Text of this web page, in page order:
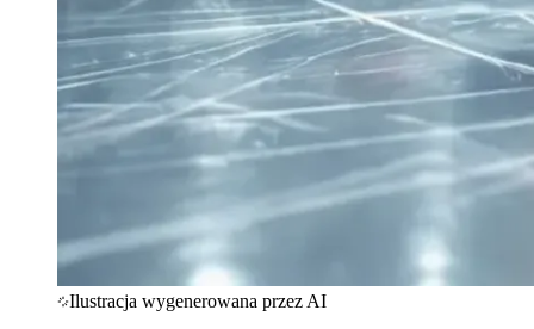
Ilustracja wygenerowana przez AI